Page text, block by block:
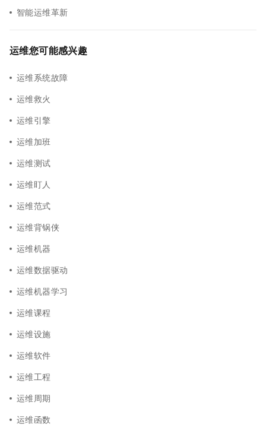
智能运维革新
运维您可能感兴趣
运维系统故障
运维救火
运维引擎
运维加班
运维测试
运维盯人
运维范式
运维背锅侠
运维机器
运维数据驱动
运维机器学习
运维课程
运维设施
运维软件
运维工程
运维周期
运维函数